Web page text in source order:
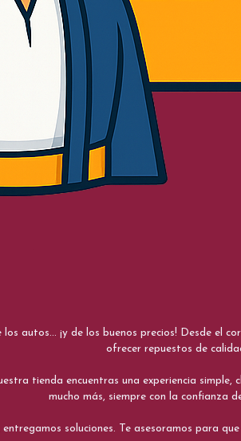
autos... ¡y de los buenos precios! Desde
ofrecer repuestos de
tienda encuentras una experiencia
mucho más, siempre con la confianza
entregamos soluciones. Te asesoramos para